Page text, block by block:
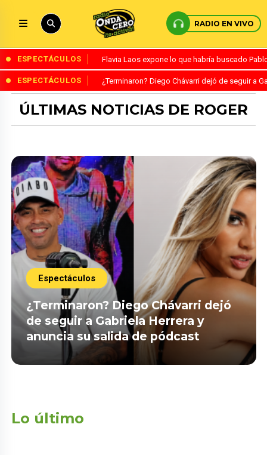
RADIO EN VIVO
ESPECTÁCULOS Flavia Laos expone lo que habría buscado
ESPECTÁCULOS ¿Terminaron? Diego Chávarri dejó de seguir a
ÚLTIMAS NOTICIAS DE ROGER
Espectáculos
¿Terminaron? Diego Chávarri dejó
de seguir a Gabriela Herrera y
anuncia su salida de pódcast
Lo último